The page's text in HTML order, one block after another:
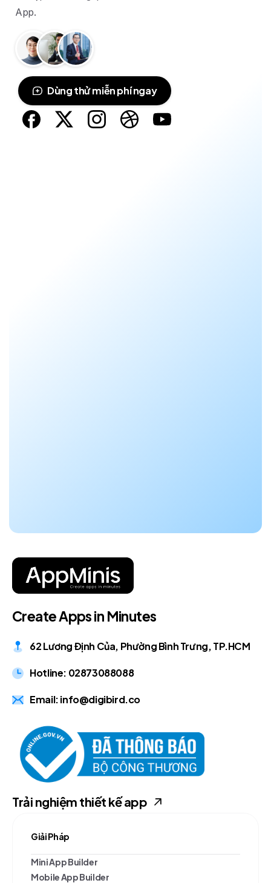
App.
Dùng thử miễn phí ngay
CreateAppsin Minutes
62 Lương Định Của, Phường Bình Trưng, TP.HCM
Hotline: 02873088088
Email: info@digibird.co
Trải nghiệm thiết kế app
Giải Pháp
Mini App Builder
Mobile App Builder